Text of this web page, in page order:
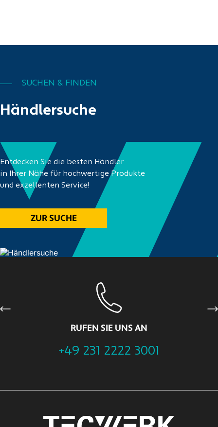
Händlersuche
SUCHEN & FINDEN
Entdecken Sie die besten Händler
in Ihrer Nähe für hochwertige Produkte
und exzellenten Service!
ZUR SUCHE
RUFEN SIE UNS AN
+49 231 2222 3001
Previous